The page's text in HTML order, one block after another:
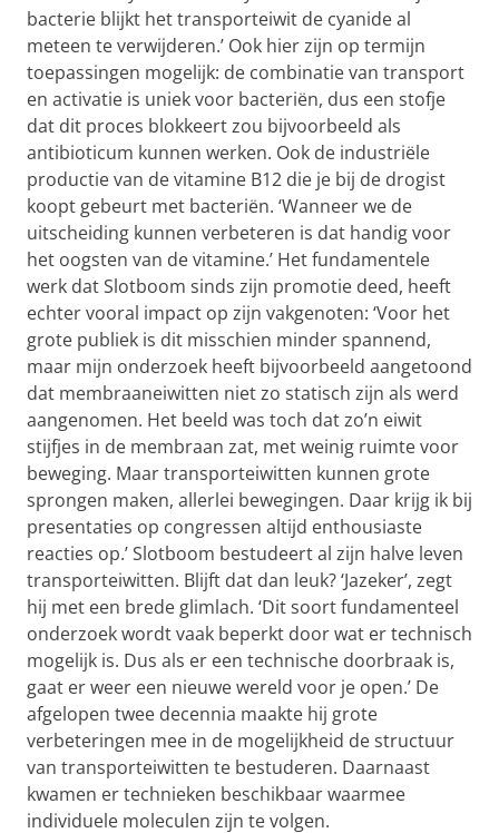
bacterie blijkt het transporteiwit de cyanide al
meteen te verwijderen.’ Ook hier zijn op termijn
toepassingen mogelijk: de combinatie van transport
en activatie is uniek voor bacteriën, dus een stofje
dat dit proces blokkeert zou bijvoorbeeld als
antibioticum kunnen werken. Ook de industriële
productie van de vitamine B12 die je bij de drogist
koopt gebeurt met bacteriën. ‘Wanneer we de
uitscheiding kunnen verbeteren is dat handig voor
het oogsten van de vitamine.’ Het fundamentele
werk dat Slotboom sinds zijn promotie deed, heeft
echter vooral impact op zijn vakgenoten: ‘Voor het
grote publiek is dit misschien minder spannend,
maar mijn onderzoek heeft bijvoorbeeld aangetoond
dat membraaneiwitten niet zo statisch zijn als werd
aangenomen. Het beeld was toch dat zo’n eiwit
stijfjes in de membraan zat, met weinig ruimte voor
beweging. Maar transporteiwitten kunnen grote
sprongen maken, allerlei bewegingen. Daar krijg ik bij
presentaties op congressen altijd enthousiaste
reacties op.’ Slotboom bestudeert al zijn halve leven
transporteiwitten. Blijft dat dan leuk? ‘Jazeker’, zegt
hij met een brede glimlach. ‘Dit soort fundamenteel
onderzoek wordt vaak beperkt door wat er technisch
mogelijk is. Dus als er een technische doorbraak is,
gaat er weer een nieuwe wereld voor je open.’ De
afgelopen twee decennia maakte hij grote
verbeteringen mee in de mogelijkheid de structuur
van transporteiwitten te bestuderen. Daarnaast
kwamen er technieken beschikbaar waarmee
individuele moleculen zijn te volgen.